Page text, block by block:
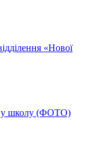
«Нової
школу (ФОТО)